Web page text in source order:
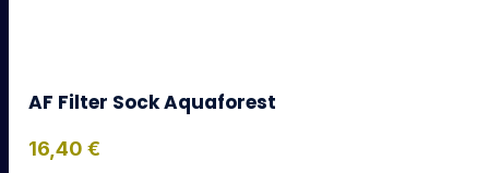
AF Filter Sock Aquaforest
16,40 €